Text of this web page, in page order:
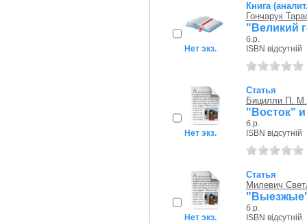
Нет экз.
Книга
Гончарук
"Великий
б.р.
ISBN відсутній
Нет экз.
Статья
Бицилли П. М.
"Восток"
б.р.
ISBN відсутній
Нет экз.
Статья
Милевич
б.р.
ISBN відсутній